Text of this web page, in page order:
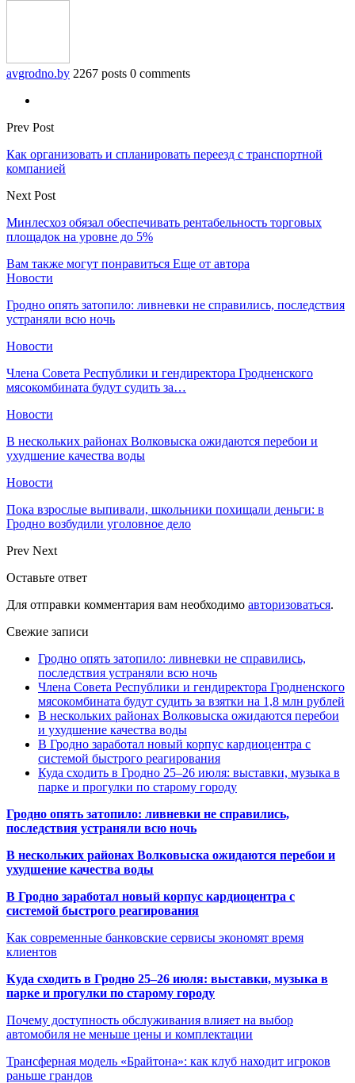
avgrodno.by 2267 posts 0 comments
Prev Post
Как организовать и спланировать переезд с транспортной
компанией
Next Post
Минлесхоз обязал обеспечивать рентабельность торговых
площадок на уровне до 5%
Вам также могут понравиться Еще от автора
Новости
Гродно опять затопило: ливневки не справились, последствия
устраняли всю ночь
Новости
Члена Совета Республики и гендиректора Гродненского
мясокомбината будут судить за…
Новости
В нескольких районах Волковыска ожидаются перебои и
ухудшение качества воды
Новости
Пока взрослые выпивали, школьники похищали деньги: в
Гродно возбудили уголовное дело
Prev Next
Оставьте ответ
Для отправки комментария вам необходимо авторизоваться.
Свежие записи
Гродно опять затопило: ливневки не справились,
последствия устраняли всю ночь
Члена Совета Республики и гендиректора Гродненского
мясокомбината будут судить за взятки на 1,8 млн рублей
В нескольких районах Волковыска ожидаются перебои
и ухудшение качества воды
В Гродно заработал новый корпус кардиоцентра с
системой быстрого реагирования
Куда сходить в Гродно 25–26 июля: выставки, музыка в
парке и прогулки по старому городу
Гродно опять затопило: ливневки не справились,
последствия устраняли всю ночь
В нескольких районах Волковыска ожидаются перебои и
ухудшение качества воды
В Гродно заработал новый корпус кардиоцентра с
системой быстрого реагирования
Как современные банковские сервисы экономят время
клиентов
Куда сходить в Гродно 25–26 июля: выставки, музыка в
парке и прогулки по старому городу
Почему доступность обслуживания влияет на выбор
автомобиля не меньше цены и комплектации
Трансферная модель «Брайтона»: как клуб находит игроков
раньше грандов